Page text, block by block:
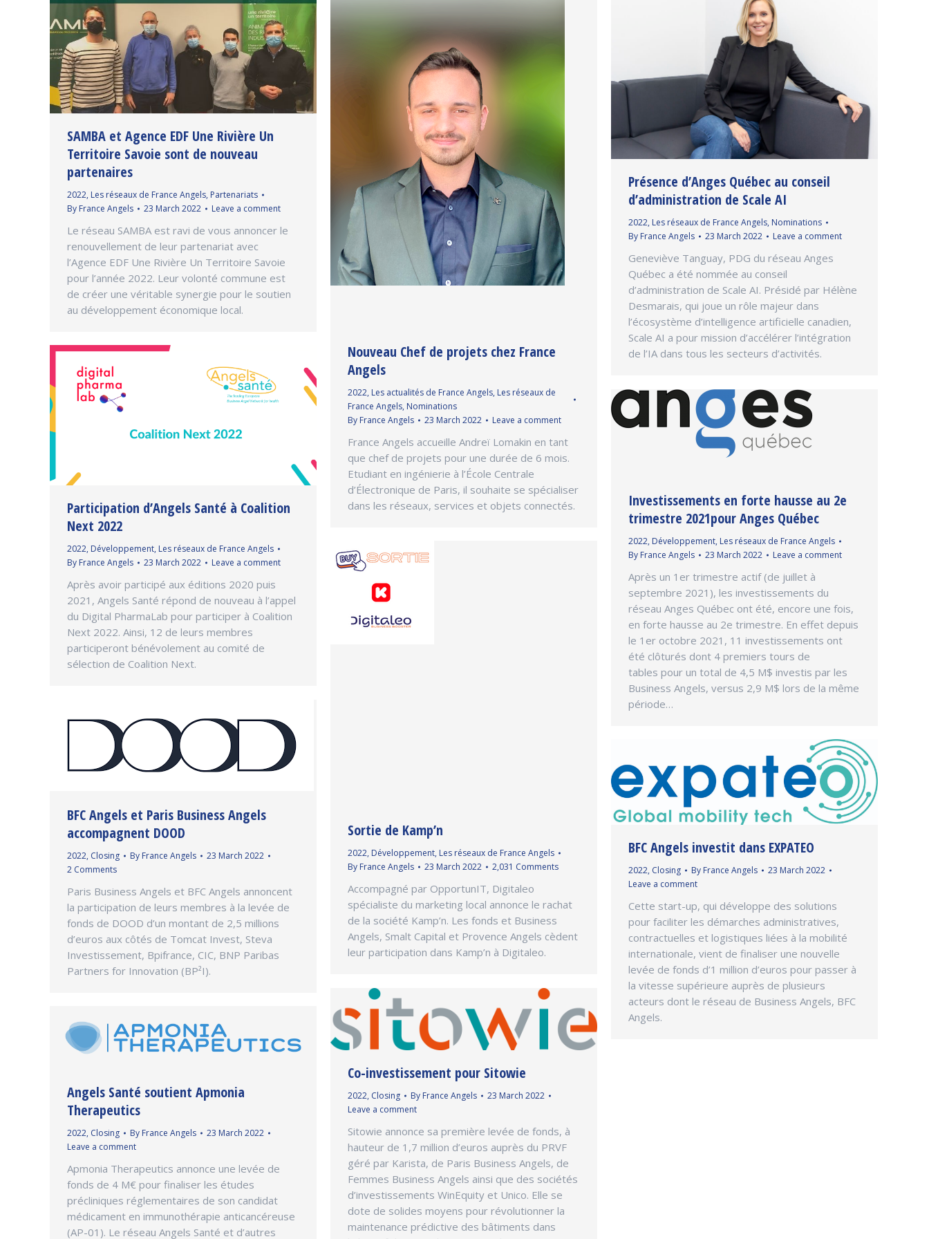
SAMBA et Agence EDF Une Rivière Un
Territoire Savoie sont de nouveau
partenaires
2022, Les réseaux de France Angels, Partenariats
By France Angels 23 March 2022 Leave a comment
Le réseau SAMBA est ravi de vous annoncer le
renouvellement de leur partenariat avec
l’Agence EDF Une Rivière Un Territoire Savoie
pour l’année 2022. Leur volonté commune est
de créer une véritable synergie pour le soutien
au développement économique local.
Nouveau Chef de projets chez France
Angels
2022, Les actualités de France Angels, Les réseaux de
France Angels, Nominations
By France Angels 23 March 2022 Leave a comment
France Angels accueille Andreï Lomakin en tant
que chef de projets pour une durée de 6 mois.
Etudiant en ingénierie à l’École Centrale
d’Électronique de Paris, il souhaite se spécialiser
dans les réseaux, services et objets connectés.
Présence d’Anges Québec au conseil
d’administration de Scale AI
2022, Les réseaux de France Angels, Nominations
By France Angels 23 March 2022 Leave a comment
Geneviève Tanguay, PDG du réseau Anges
Québec a été nommée au conseil
d’administration de Scale AI. Présidé par Hélène
Desmarais, qui joue un rôle majeur dans
l’écosystème d’intelligence artificielle canadien,
Scale AI a pour mission d’accélérer l’intégration
de l’IA dans tous les secteurs d’activités.
Participation d’Angels Santé à Coalition
Next 2022
2022, Développement, Les réseaux de France Angels
By France Angels 23 March 2022 Leave a comment
Après avoir participé aux éditions 2020 puis
2021, Angels Santé répond de nouveau à l’appel
du Digital PharmaLab pour participer à Coalition
Next 2022. Ainsi, 12 de leurs membres
participeront bénévolement au comité de
sélection de Coalition Next.
Investissements en forte hausse au 2e
trimestre 2021pour Anges Québec
2022, Développement, Les réseaux de France Angels
By France Angels 23 March 2022 Leave a comment
Après un 1er trimestre actif (de juillet à
septembre 2021), les investissements du
réseau Anges Québec ont été, encore une fois,
en forte hausse au 2e trimestre. En effet depuis
le 1er octobre 2021, 11 investissements ont
été clôturés dont 4 premiers tours de
tables pour un total de 4,5 M$ investis par les
Business Angels, versus 2,9 M$ lors de la même
période…
Sortie de Kamp’n
2022, Développement, Les réseaux de France Angels
By France Angels 23 March 2022 2,031 Comments
Accompagné par OpportunIT, Digitaleo
spécialiste du marketing local annonce le rachat
de la société Kamp’n. Les fonds et Business
Angels, Smalt Capital et Provence Angels cèdent
leur participation dans Kamp’n à Digitaleo.
BFC Angels et Paris Business Angels
accompagnent DOOD
2022, Closing By France Angels
23 March 2022
2 Comments
Paris Business Angels et BFC Angels annoncent
la participation de leurs membres à la levée de
fonds de DOOD d’un montant de 2,5 millions
d’euros aux côtés de Tomcat Invest, Steva
Investissement, Bpifrance, CIC, BNP Paribas
Partners for Innovation (BP²I).
BFC Angels investit dans EXPATEO
2022, Closing By France Angels
23 March 2022
Leave a comment
Cette start-up, qui développe des solutions
pour faciliter les démarches administratives,
contractuelles et logistiques liées à la mobilité
internationale, vient de finaliser une nouvelle
levée de fonds d’1 million d’euros pour passer à
la vitesse supérieure auprès de plusieurs
acteurs dont le réseau de Business Angels, BFC
Angels.
Co-investissement pour Sitowie
2022, Closing By France Angels
23 March 2022
Leave a comment
Sitowie annonce sa première levée de fonds, à
hauteur de 1,7 million d’euros auprès du PRVF
géré par Karista, de Paris Business Angels, de
Femmes Business Angels ainsi que des sociétés
d’investissements WinEquity et Unico. Elle se
dote de solides moyens pour révolutionner la
maintenance prédictive des bâtiments dans
Angels Santé soutient Apmonia
Therapeutics
2022, Closing By France Angels
23 March 2022
Leave a comment
Apmonia Therapeutics annonce une levée de
fonds de 4 M€ pour finaliser les études
précliniques réglementaires de son candidat
médicament en immunothérapie anticancéreuse
(AP-01). Le réseau Angels Santé et d’autres